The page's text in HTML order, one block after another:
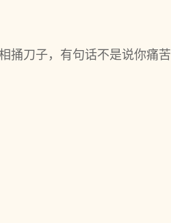
捅刀子，有句话不是说你痛苦